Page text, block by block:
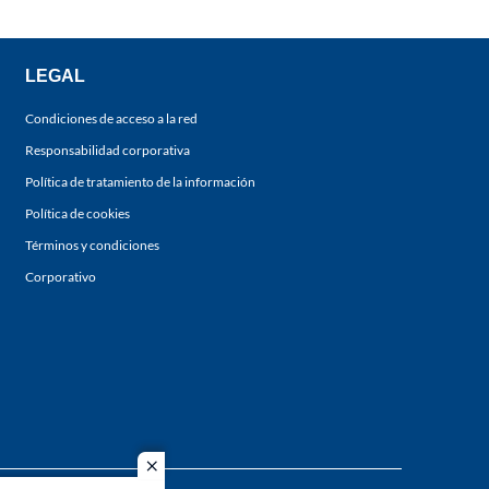
close
LEGAL
Condiciones de acceso a la red
Responsabilidad corporativa
Política de tratamiento de la información
Política de cookies
Términos y condiciones
Corporativo